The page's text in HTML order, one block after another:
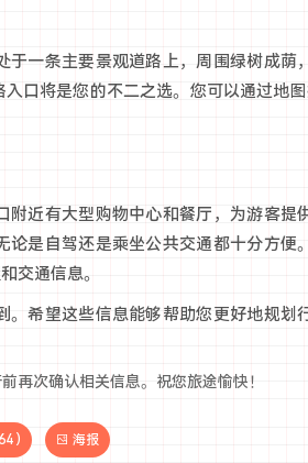
一条主要景观道路上，周围绿树成荫
口将是您的不二之选。您可以通过地
近有大型购物中心和餐厅，为游客提
是自驾还是乘坐公共交通都十分方便
交通信息。
希望这些信息能够帮助您更好地规划
再次确认相关信息。祝您旅途愉快！
) 海报